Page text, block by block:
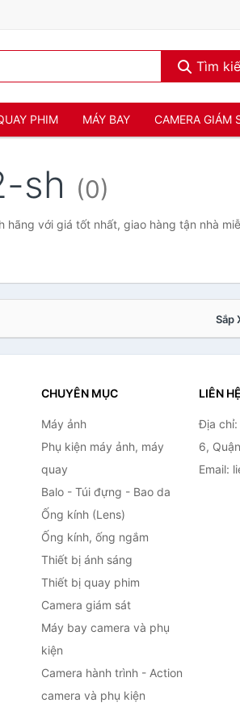
Tìm
PHIM MÁY BAY CAMERA GIÁM
sh (0)
với giá tốt nhất, giao hàng tận nhà
Sắp
CHUYÊN MỤC
Máy ảnh
Phụ kiện máy ảnh, máy
quay
Balo - Túi đựng - Bao da
Ống kính (Lens)
Ống kính, ống ngắm
Thiết bị ánh sáng
Thiết bị quay phim
Camera giám sát
Máy bay camera và phụ
kiện
Camera hành trình - Action
camera và phụ kiện
LIÊN HỆ
Địa chỉ:
6,
Email: